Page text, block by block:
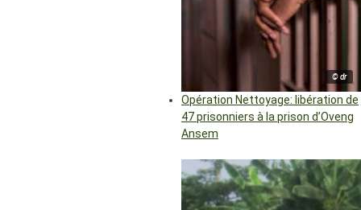
© dr
Opération Nettoyage: libération de
47 prisonniers à la prison d’Oveng
Ansem